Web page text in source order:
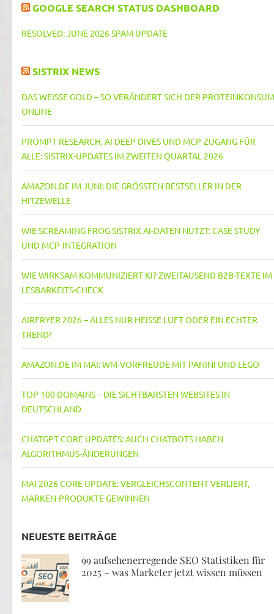
GOOGLE SEARCH STATUS DASHBOARD
RESOLVED: JUNE 2026 SPAM UPDATE
SISTRIX NEWS
DAS WEISSE GOLD – SO VERÄNDERT SICH DER PROTEINKONSUM O
NLINE
PROMPT RESEARCH, AI DEEP DIVES UND MCP-ZUGANG FÜR
ALLE: SISTRIX-UPDATES IM ZWEITEN QUARTAL 2026
AMAZON.DE IM JUNI: DIE GRÖSSTEN BESTSELLER IN DER H
ITZEWELLE
WIE SCREAMING FROG SISTRIX AI-DATEN NUTZT: CASE STUDY
UND MCP-INTEGRATION
WIE WIRKSAM KOMMUNIZIERT KI? ZWEITAUSEND B2B-TEXTE IM
LESBARKEITS-CHECK
AIRFRYER 2026 – ALLES NUR HEISSE LUFT ODER EIN ECHTER T
REND?
AMAZON.DE IM MAI: WM-VORFREUDE MIT PANINI UND LEGO
TOP 100 DOMAINS – DIE SICHTBARSTEN WEBSITES IN
DEUTSCHLAND
CHATGPT CORE UPDATES: AUCH CHATBOTS HABEN
ALGORITHMUS-ÄNDERUNGEN
MAI 2026 CORE UPDATE: VERGLEICHSCONTENT VERLIERT,
MARKEN-PRODUKTE GEWINNEN
NEUESTE BEITRÄGE
99 aufsehenerregende SEO Statistiken für
2025 – was Marketer jetzt wissen müssen